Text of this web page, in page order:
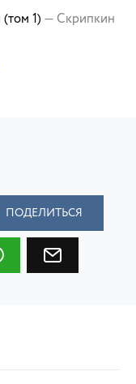
1) — Скрипкин
ПОДЕЛИТЬСЯ